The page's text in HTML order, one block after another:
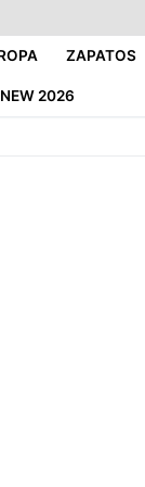
ZAPATOS
NEW 2026